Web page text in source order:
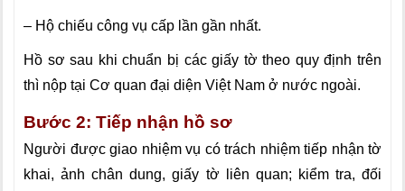
– Hộ chiếu công vụ cấp lần gần nhất.
Hồ sơ sau khi chuẩn bị các giấy tờ theo quy định trên
thì nộp tại Cơ quan đại diện Việt Nam ở nước ngoài.
Bước 2: Tiếp nhận hồ sơ
Người được giao nhiệm vụ có trách nhiệm tiếp nhận tờ
khai, ảnh chân dung, giấy tờ liên quan; kiểm tra, đối